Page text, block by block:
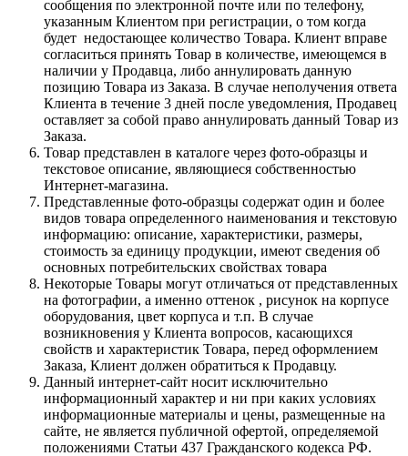
сообщения по электронной почте или по телефону,
указанным Клиентом при регистрации, о том когда
будет недостающее количество Товара. Клиент вправе
согласиться принять Товар в количестве, имеющемся в
наличии у Продавца, либо аннулировать данную
позицию Товара из Заказа. В случае неполучения ответа
Клиента в течение 3 дней после уведомления, Продавец
оставляет за собой право аннулировать данный Товар из
Заказа.
Товар представлен в каталоге через фото-образцы и
текстовое описание, являющиеся собственностью
Интернет-магазина.
Представленные фото-образцы содержат один и более
видов товара определенного наименования и текстовую
информацию: описание, характеристики, размеры,
стоимость за единицу продукции, имеют сведения об
основных потребительских свойствах товара
Некоторые Товары могут отличаться от представленных
на фотографии, а именно оттенок , рисунок на корпусе
оборудования, цвет корпуса и т.п. В случае
возникновения у Клиента вопросов, касающихся
свойств и характеристик Товара, перед оформлением
Заказа, Клиент должен обратиться к Продавцу.
Данный интернет-сайт носит исключительно
информационный характер и ни при каких условиях
информационные материалы и цены, размещенные на
сайте, не является публичной офертой, определяемой
положениями Статьи 437 Гражданского кодекса РФ.